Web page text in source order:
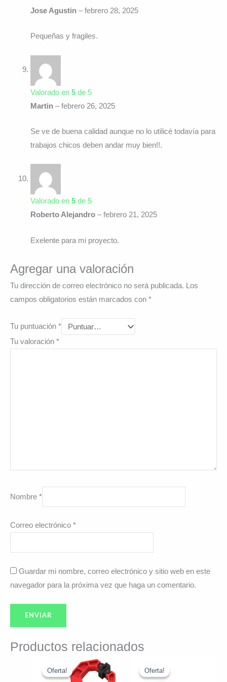
Jose Agustin – febrero 28, 2025
Pequeñas y fragiles.
Valorado en 5 de 5
Martin – febrero 26, 2025
Se ve de buena calidad aunque no lo utilicé todavía para
trabajos chicos deben andar muy bien!!.
Valorado en 5 de 5
Roberto Alejandro – febrero 21, 2025
Exelente para mi proyecto.
Agregar una valoración
Tu dirección de correo electrónico no será publicada.
Los
campos obligatorios están marcados con *
Tu puntuación *
Tu valoración *
Nombre *
Correo electrónico *
Guardar mi nombre, correo electrónico y sitio web en este
navegador para la próxima vez que haga un comentario.
Productos relacionados
Oferta!
Oferta!precio
original
El
precio
actual
Oferta!
Oferta!precio
original